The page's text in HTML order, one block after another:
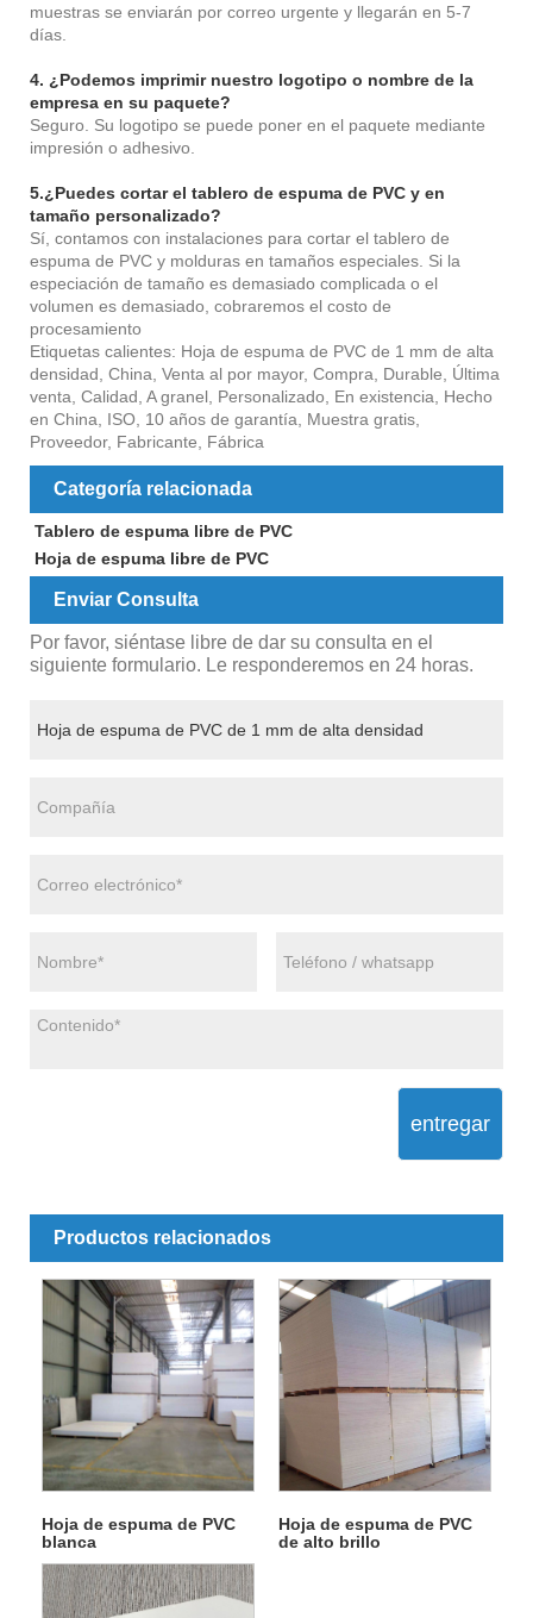
muestras se enviarán por correo urgente y llegarán en 5-7
días.
4. ¿Podemos imprimir nuestro logotipo o nombre de la
empresa en su paquete?
Seguro. Su logotipo se puede poner en el paquete mediante
impresión o adhesivo.
5.¿Puedes cortar el tablero de espuma de PVC y en
tamaño personalizado?
Sí, contamos con instalaciones para cortar el tablero de
espuma de PVC y molduras en tamaños especiales. Si la
especiación de tamaño es demasiado complicada o el
volumen es demasiado, cobraremos el costo de
procesamiento
Etiquetas calientes: Hoja de espuma de PVC de 1 mm de alta
densidad, China, Venta al por mayor, Compra, Durable, Última
venta, Calidad, A granel, Personalizado, En existencia, Hecho
en China, ISO, 10 años de garantía, Muestra gratis,
Proveedor, Fabricante, Fábrica
Categoría relacionada
Tablero de espuma libre de PVC
Hoja de espuma libre de PVC
Enviar Consulta
Por favor, siéntase libre de dar su consulta en el
siguiente formulario. Le responderemos en 24 horas.
entregar
Productos relacionados
Hoja de espuma de PVC
blanca
Hoja de espuma de PVC
de alto brillo